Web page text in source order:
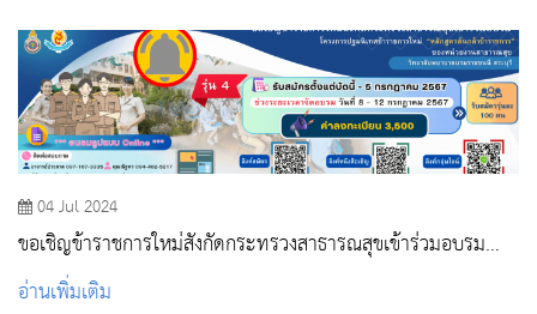
04 Jul 2024
ขอเชิญข้าราชการใหม่สังกัดกระทรวงสาธารณสุขเข้าร่วมอบรม
อ่านเพิ่มเติม